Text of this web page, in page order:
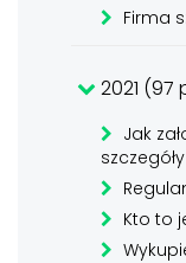
Firma
2021
Jak
szczegóły
Kto to